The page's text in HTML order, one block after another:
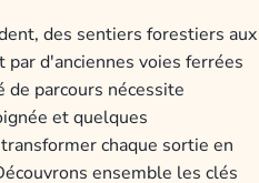
des sentiers forestiers aux
par d'anciennes voies ferrées
parcours nécessite
et quelques
chaque sortie en
ensemble les clés